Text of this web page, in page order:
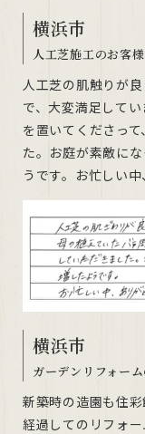
横浜市
人工芝施工のお客様
人工芝の肌触りが
で、大変満足して
を置いてくださっ
た。お庭が素敵に
うです。お忙しい
横浜市
ガーデンリフォー
新築時の造園も住
経過してのリフォ